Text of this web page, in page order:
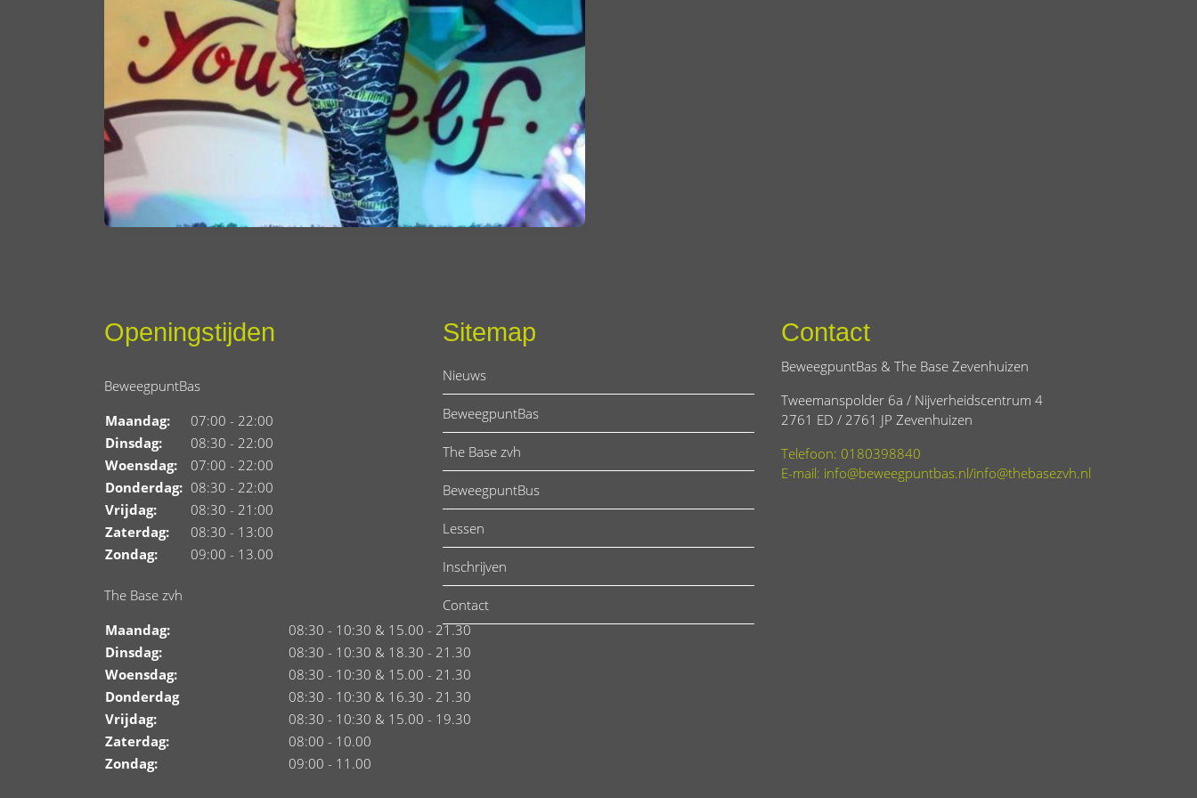
Openingstijden
BeweegpuntBas
Maandag:
07:00 - 22:00
Dinsdag:
08:30 - 22:00
Woensdag:
07:00 - 22:00
Donderdag: 08:30 - 22:00
Vrijdag:
08:30 - 21:00
Zaterdag:
08:30 - 13:00
Zondag:
09:00 - 13.00
The Base zvh
Maandag:
08:30 - 10:30 & 15.00 - 21.30
Dinsdag:
08:30 - 10:30 & 18.30 - 21.30
Woensdag:
08:30 - 10:30 & 15.00 - 21.30
Donderdag
08:30 - 10:30 & 16.30 - 21.30
Vrijdag:
08:30 - 10:30 & 15.00 - 19.30
Zaterdag:
08:00 - 10.00
Zondag:
09:00 - 11.00
Sitemap
Nieuws
BeweegpuntBas
The Base zvh
BeweegpuntBus
Lessen
Inschrijven
Contact
Contact
BeweegpuntBas & The Base Zevenhuizen
Tweemanspolder 6a / Nijverheidscentrum 4
2761 ED / 2761 JP Zevenhuizen
Telefoon: 0180398840
E-mail: info@beweegpuntbas.nl/info@thebasezvh.nl